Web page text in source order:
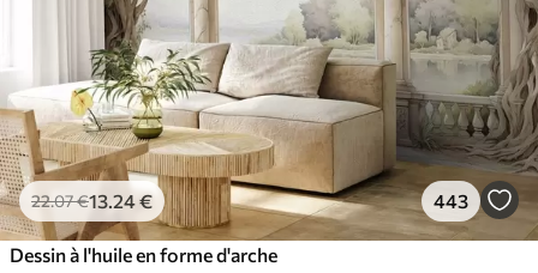
22.07€13.24€ 443
Dessin à l'huile en forme d'arche